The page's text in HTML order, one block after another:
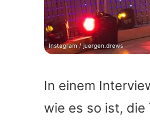
In einem
wie es so ist, die
Instagram / juergen.drews